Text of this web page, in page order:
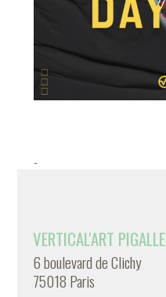
-
VERTICAL'ART PIGALLE
6 boulevard de Clichy
75018 Paris